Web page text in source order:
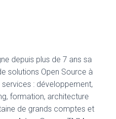
depuis plus de 7 ans sa
solutions Open Source à
: développement,
formation, architecture
de grands comptes et